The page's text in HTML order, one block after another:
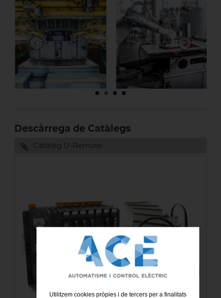
Descàrrega de Catàlegs
Catàleg U-Remote
Utilitzem cookies pròpies i de tercers per a finalitats